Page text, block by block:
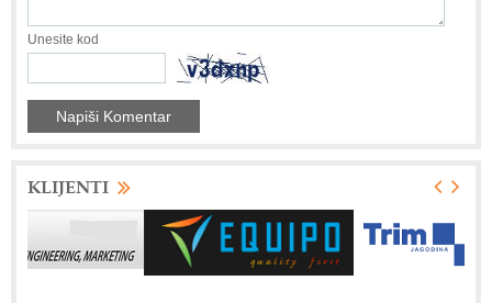
Unesite kod
KLIJENTI